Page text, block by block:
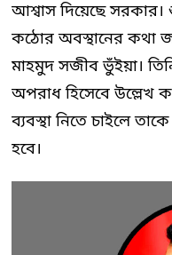
আশ্বাস দিয়েছে
কঠোর অবস্থানের কথা
মাহমুদ সজীব ভুঁইয়া।
অপরাধ হিসেবে উল্লেখ
ব্যবস্থা নিতে চাইলে
হবে।